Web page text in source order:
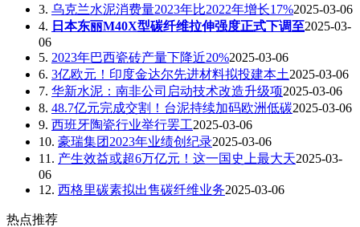
3. 乌克兰水泥消费量2023年比2022年增长17%2025-03-06
4. 日本东丽M40X型碳纤维拉伸强度正式下调至2025-03-
06
5. 2023年巴西瓷砖产量下降近20%2025-03-06
6. 3亿欧元！印度金达尔先进材料拟投建本土2025-03-06
7. 华新水泥：南非公司启动技术改造升级项2025-03-06
8. 48.7亿元完成交割！台泥持续加码欧洲低碳2025-03-06
9. 西班牙陶瓷行业举行罢工2025-03-06
10. 豪瑞集团2023年业绩创纪录2025-03-06
11. 产生效益或超6万亿元！这一国史上最大天2025-03-
06
12. 西格里碳素拟出售碳纤维业务2025-03-06
热点推荐